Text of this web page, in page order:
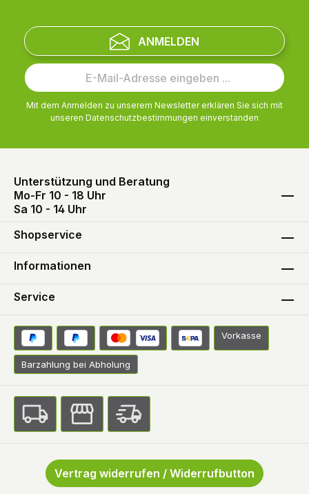
ANMELDEN
Mit dem Anmelden zu unserem Newsletter erklären Sie sich mit
unseren Datenschutzbestimmungen einverstanden
Unterstützung und Beratung
Mo-Fr 10 - 18 Uhr
Sa 10 - 14 Uhr
Shopservice
Informationen
Service
Vorkasse
Barzahlung bei Abholung
Vertrag widerrufen / Widerrufbutton